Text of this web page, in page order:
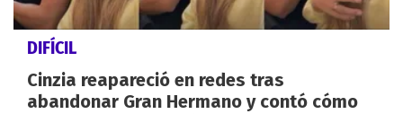
DIFÍCIL
Cinzia reapareció en redes tras
abandonar Gran Hermano y contó cómo